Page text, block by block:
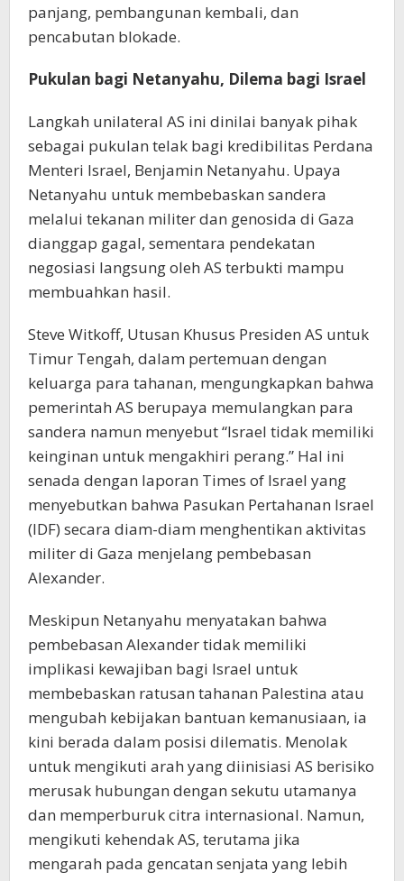
panjang, pembangunan kembali, dan
pencabutan blokade.
Pukulan bagi Netanyahu, Dilema bagi Israel
Langkah unilateral AS ini dinilai banyak pihak
sebagai pukulan telak bagi kredibilitas Perdana
Menteri Israel, Benjamin Netanyahu. Upaya
Netanyahu untuk membebaskan sandera
melalui tekanan militer dan genosida di Gaza
dianggap gagal, sementara pendekatan
negosiasi langsung oleh AS terbukti mampu
membuahkan hasil.
Steve Witkoff, Utusan Khusus Presiden AS untuk
Timur Tengah, dalam pertemuan dengan
keluarga para tahanan, mengungkapkan bahwa
pemerintah AS berupaya memulangkan para
sandera namun menyebut “Israel tidak memiliki
keinginan untuk mengakhiri perang.” Hal ini
senada dengan laporan Times of Israel yang
menyebutkan bahwa Pasukan Pertahanan Israel
(IDF) secara diam-diam menghentikan aktivitas
militer di Gaza menjelang pembebasan
Alexander.
Meskipun Netanyahu menyatakan bahwa
pembebasan Alexander tidak memiliki
implikasi kewajiban bagi Israel untuk
membebaskan ratusan tahanan Palestina atau
mengubah kebijakan bantuan kemanusiaan, ia
kini berada dalam posisi dilematis. Menolak
untuk mengikuti arah yang diinisiasi AS berisiko
merusak hubungan dengan sekutu utamanya
dan memperburuk citra internasional. Namun,
mengikuti kehendak AS, terutama jika
mengarah pada gencatan senjata yang lebih